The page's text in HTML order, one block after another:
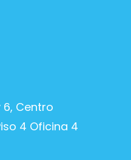
Centro
4 Oficina 4